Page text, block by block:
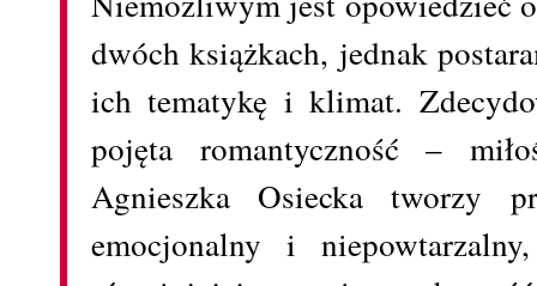
dwóch książkach, jednak
ich tematykę i klimat.
pojęta romantyczność –
Agnieszka Osiecka tworzy
emocjonalny i